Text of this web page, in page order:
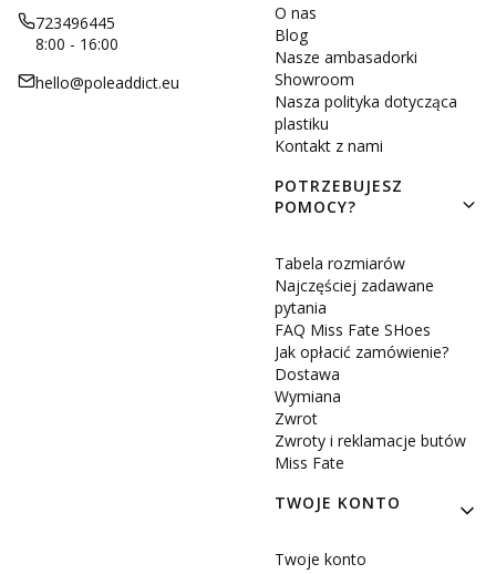
723496445
8:00 - 16:00
hello@poleaddict.eu
O nas
Blog
Nasze ambasadorki
Showroom
Nasza polityka dotycząca
plastiku
Kontakt z nami
POTRZEBUJESZ
POMOCY?
Tabela rozmiarów
Najczęściej zadawane
pytania
FAQ Miss Fate SHoes
Jak opłacić zamówienie?
Dostawa
Wymiana
Zwrot
Zwroty i reklamacje butów
Miss Fate
TWOJE KONTO
Twoje konto